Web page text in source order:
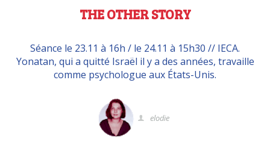
THE OTHER STORY
Séance le 23.11 à 16h / le 24.11 à 15h30 // IECA.
Yonatan, qui a quitté Israël il y a des années, travaille
comme psychologue aux États-Unis.
elodie